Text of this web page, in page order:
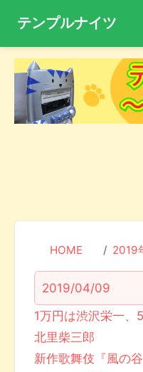
テンプルナイツ
HOME 2019
2019/04/09
1万円は渋沢栄一、
北里柴三郎
新作歌舞伎『風の